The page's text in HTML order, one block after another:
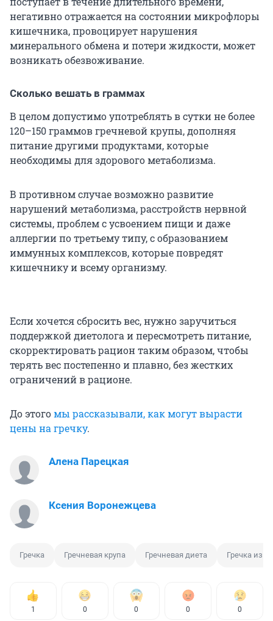
негативно отражается на состоянии микрофлоры
кишечника, провоцирует нарушения
минерального обмена и потери жидкости, может
возникать обезвоживание.
Сколько вешать в граммах
В целом допустимо употреблять в сутки не более
120–150 граммов гречневой крупы, дополняя
питание другими продуктами, которые
необходимы для здорового метаболизма.
В противном случае возможно развитие
нарушений метаболизма, расстройств нервной
системы, проблем с усвоением пищи и даже
аллергии по третьему типу, с образованием
иммунных комплексов, которые повредят
кишечнику и всему организму.
Если хочется сбросить вес, нужно заручиться
поддержкой диетолога и пересмотреть питание,
скорректировать рацион таким образом, чтобы
терять вес постепенно и плавно, без жестких
ограничений в рационе.
До этогомы рассказывали, как могут вырасти
цены на гречку.
Алена Парецкая
Ксения Воронежцева
Гречка Гречневая крупа Гречневая диета Гречка из
1 0 0 0 0